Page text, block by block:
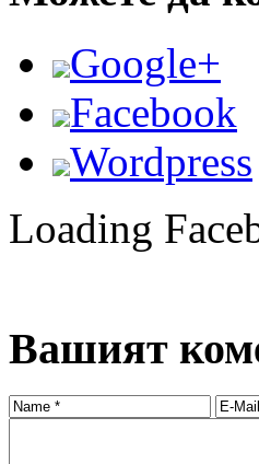
Google+
Facebook
Wordpress
Loading
Вашият